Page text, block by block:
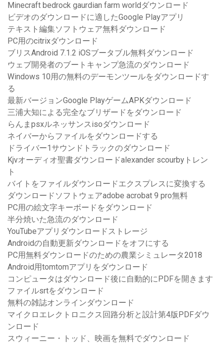
Minecraft bedrock gaurdian farm worldダウンロード
ビデオのダウンロードに適したGoogle Playアプリ
テキスト編集ソフトウェア無料ダウンロード
PC用のcitrixダウンロード
ブリスAndroid 7.1.2 iOSブータブル無料ダウンロード
ウェブ開発者のブートキャンプ急流のダウンロード
Windows 10用の無料のデーモンツールをダウンロードす
る
最新バージョンGoogle PlayゲームAPKダウンロード
三浦大知による完全なブリザードをダウンロード
らんまpsxルネッサンスisoダウンロード
ネイバーからファイルをダウンロードする
ドライバー1サウンドトラックのダウンロード
Kjvオーディオ聖書ダウンロードalexander scourbyトレン
ト
バイトをファイルダウンロードエクスプレスに変換する
ダウンロードソフトウェアadobe acrobat 9 pro無料
PC用の絵文字キーボードをダウンロード
半分焼いた急流のダウンロード
YouTubeアプリダウンロードストレージ
Androidの自動更新ダウンロードをオフにする
PC用無料ダウンロードのための農業シミュレータ2018
Android用tomtomアプリをダウンロード
コンピュータはダウンロード後に自動的にPDFを開きます
ファイルsrtをダウンロード
無料の雑誌オンラインダウンロード
マイクロエレクトロニクス回路分析と設計第4版PDFダウ
ンロード
スウィーニー・トッド、映画を無料でダウンロード